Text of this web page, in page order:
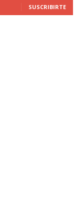
SUSCRIBIRTE